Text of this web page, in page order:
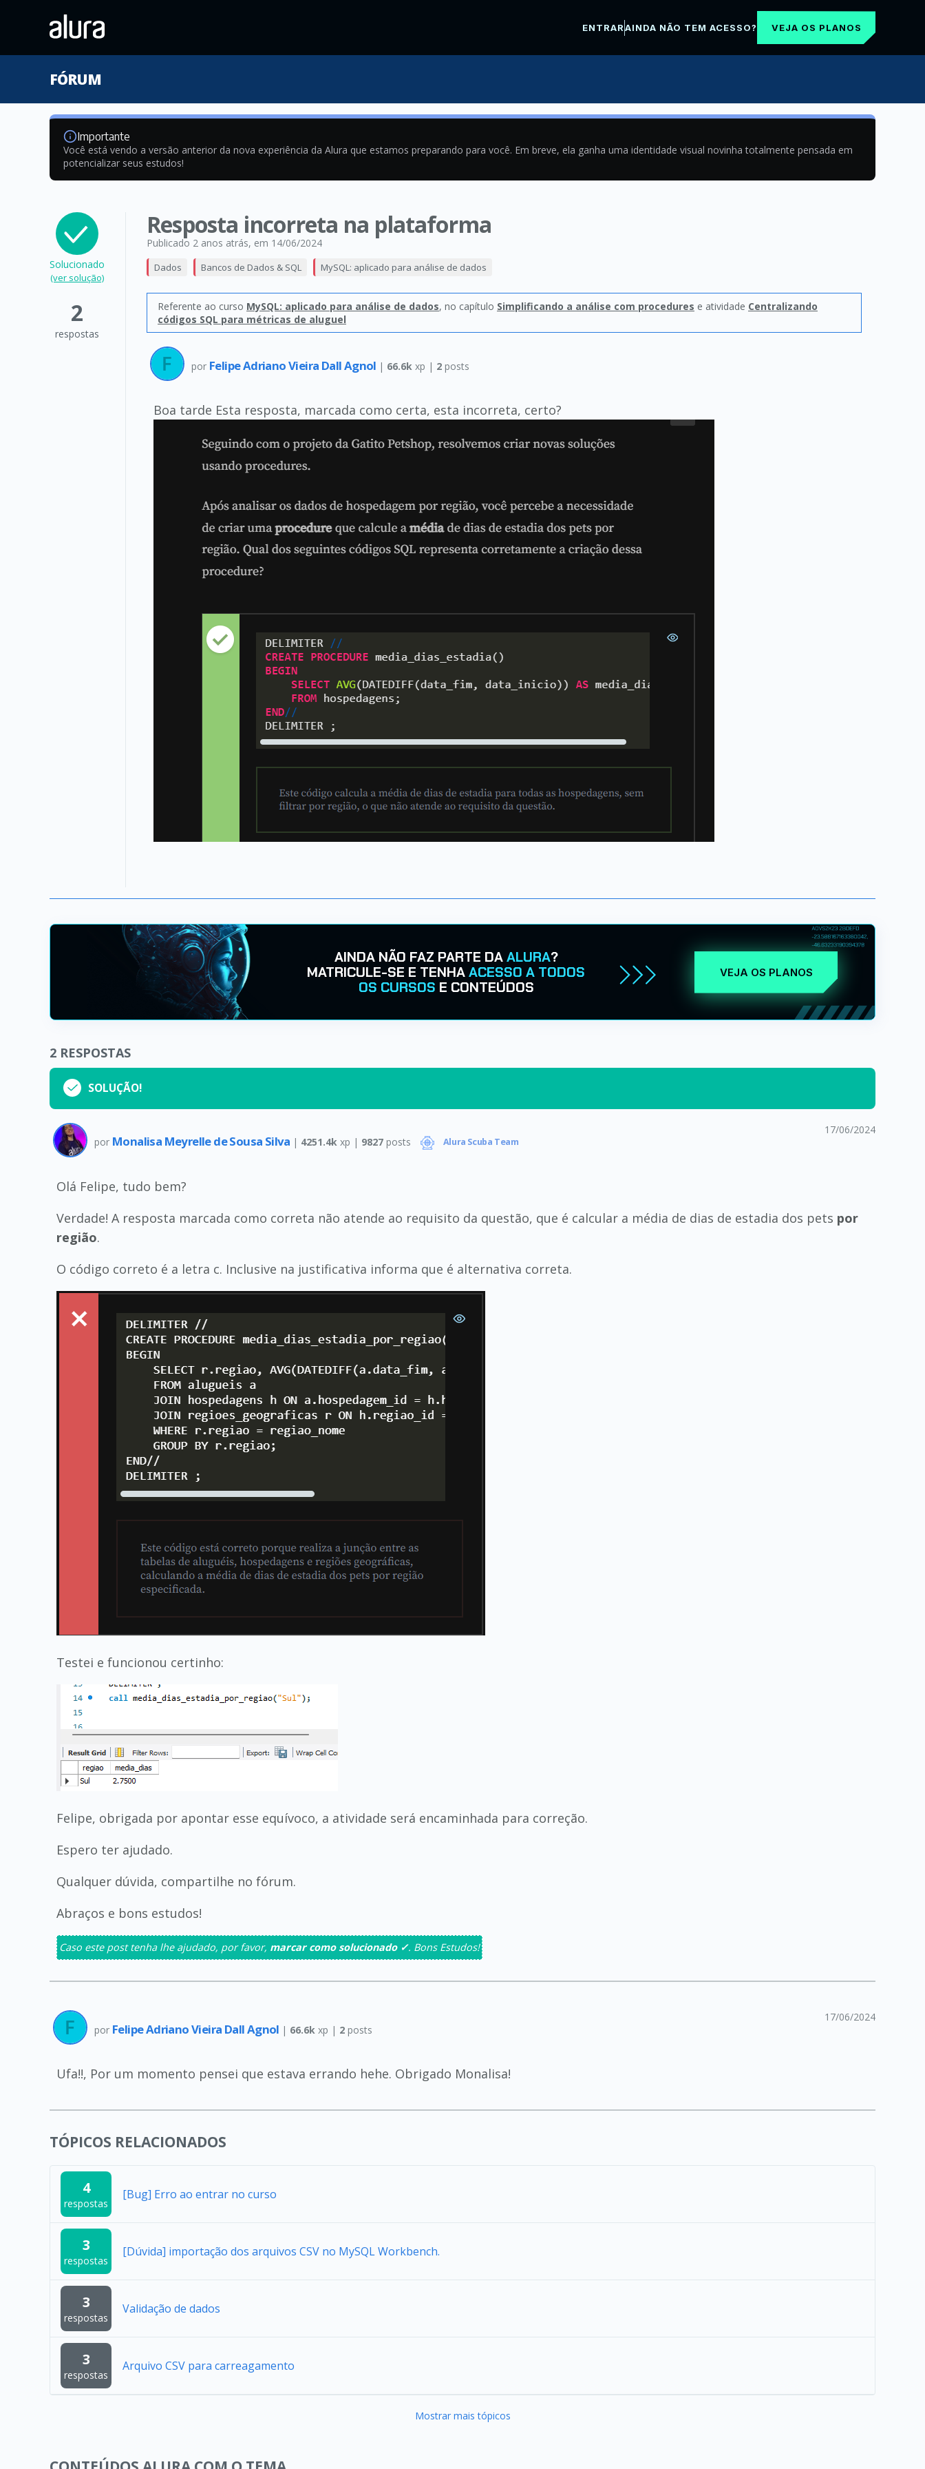
ENTRARAINDA NÃO TEM ACESSO? VEJA OS PLANOS
FÓRUM
Importante
Você está vendo a versão anterior da nova experiência da Alura que estamos preparando para você. Em breve, ela ganha uma identidade visual novinha totalmente pensada em
potencializar seus estudos!
Solucionado
(ver solução)
2
respostas
Resposta incorreta na plataforma
Publicado 2 anos atrás, em 14/06/2024
Dados Bancos de Dados & SQL MySQL: aplicado para análise de dados
Referente ao curso MySQL: aplicado para análise de dados, no capítulo Simplificando a análise com procedures e atividade Centralizando
códigos SQL para métricas de aluguel
por Felipe Adriano Vieira Dall Agnol | 66.6k xp | 2 posts
Boa tarde Esta resposta, marcada como certa, esta incorreta, certo?
AINDA NÃO FAZ PARTE DAALURA?
MATRICULE-SE E TENHAACESSO A TODOS
OS CURSOS E CONTEÚDOS
VEJA OS PLANOS
2 RESPOSTAS
SOLUÇÃO!
por Monalisa Meyrelle de Sousa Silva | 4251.4k xp | 9827 posts Alura Scuba Team
17/06/2024
Olá Felipe, tudo bem?
Verdade! A resposta marcada como correta não atende ao requisito da questão, que é calcular a média de dias de estadia dos pets por
região.
O código correto é a letra c. Inclusive na justificativa informa que é alternativa correta.
Testei e funcionou certinho:
Felipe, obrigada por apontar esse equívoco, a atividade será encaminhada para correção.
Espero ter ajudado.
Qualquer dúvida, compartilhe no fórum.
Abraços e bons estudos!
Caso este post tenha lhe ajudado, por favor, marcar como solucionado ✓. Bons Estudos!
por Felipe Adriano Vieira Dall Agnol | 66.6k xp | 2 posts
17/06/2024
Ufa!!, Por um momento pensei que estava errando hehe. Obrigado Monalisa!
TÓPICOS RELACIONADOS
4
respostas
[Bug] Erro ao entrar no curso
3
respostas
[Dúvida] importação dos arquivos CSV no MySQL Workbench.
3
respostas
Validação de dados
3
respostas
Arquivo CSV para carreagamento
Mostrar mais tópicos